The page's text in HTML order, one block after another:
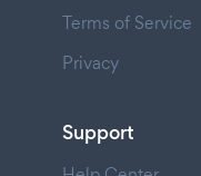
Terms of Service
Privacy
Support